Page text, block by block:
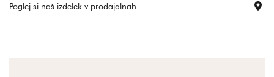
Poglej si naš izdelek v prodajalnah